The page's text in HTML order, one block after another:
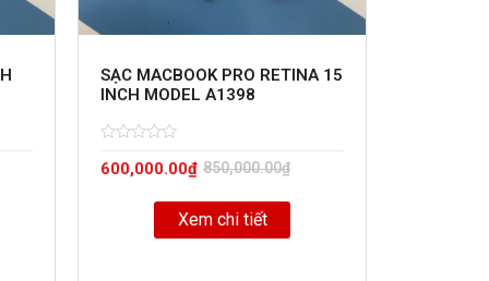
SẠC MACBOOK PRO RETINA 15
INCH MODEL A1398
0
850,000.00₫
600,000.00₫
Xem chi tiết